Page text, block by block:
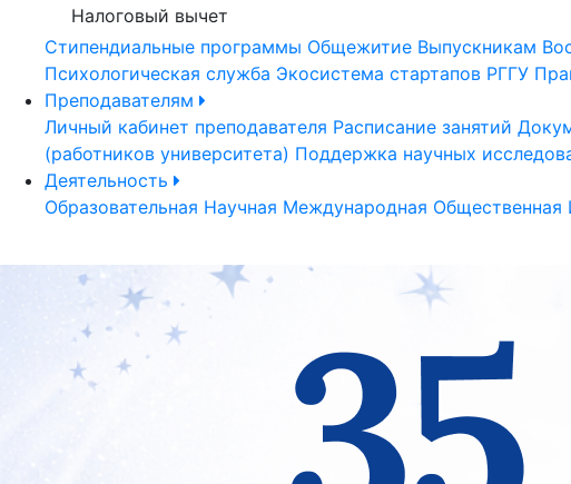
Налоговый вычет
Стипендиальные программы Общежитие Выпускникам
Психологическая служба Экосистема стартапов РГГУ
Преподавателям
Личный кабинет преподавателя Расписание занятий
(работников университета) Поддержка научных
Деятельность
Образовательная Научная Международная Общественная